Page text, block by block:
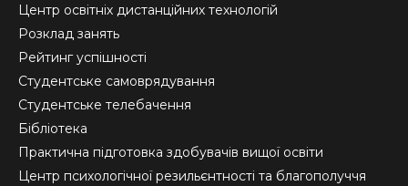
Центр освітніх дистанційних технологій
Розклад занять
Рейтинг успішності
Студентське самоврядування
Студентське телебачення
Бібліотека
Практична підготовка здобувачів вищої освіти
Центр психологічної резильєнтності та благополуччя